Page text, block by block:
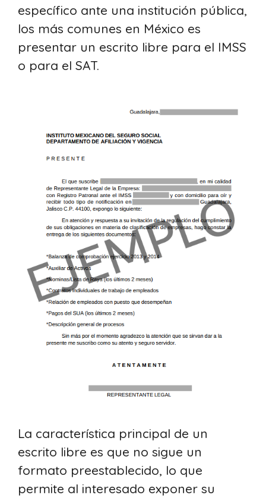
específico ante una institución pública,
los más comunes en México es
presentar un escrito libre para el IMSS
o para el SAT.
La característica principal de un
escrito libre es que no sigue un
formato preestablecido, lo que
permite al interesado exponer su